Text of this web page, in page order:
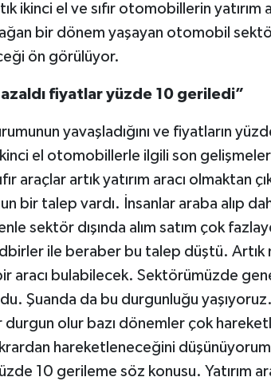
ikinci el ve sıfır otomobillerin yatırım
bir dönem yaşayan otomobil
ön görülüyor.
azaldı fiyatlar yüzde 10 geriledi”
yavaşladığını ve fiyatların
el otomobillerle ilgili son
araçlar artık yatırım aracı olmaktan
bir talep vardı. İnsanlar araba alıp
sektör dışında alım satım çok
ile beraber bu talep düştü. Artık
aracı bulabilecek. Sektörümüzde
Şuanda da bu durgunluğu
olur bazı dönemler çok
hareketleneceğini
10 gerileme söz konusu. Yatırım